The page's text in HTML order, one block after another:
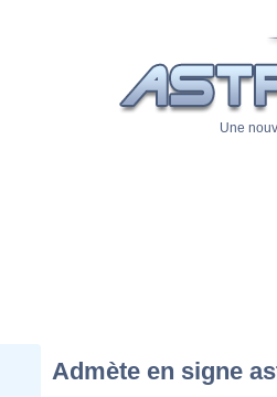
Une
Admète en signe